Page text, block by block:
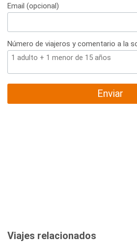
Email (opcional)
Número de viajeros y comentario a la
Enviar
Viajes relacionados